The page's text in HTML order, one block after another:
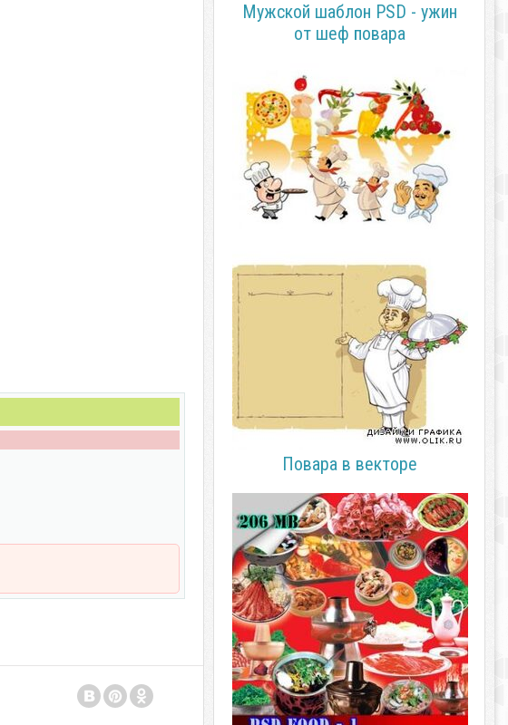
Мужской шаблон PSD - ужин
от шеф повара
Повара в векторе